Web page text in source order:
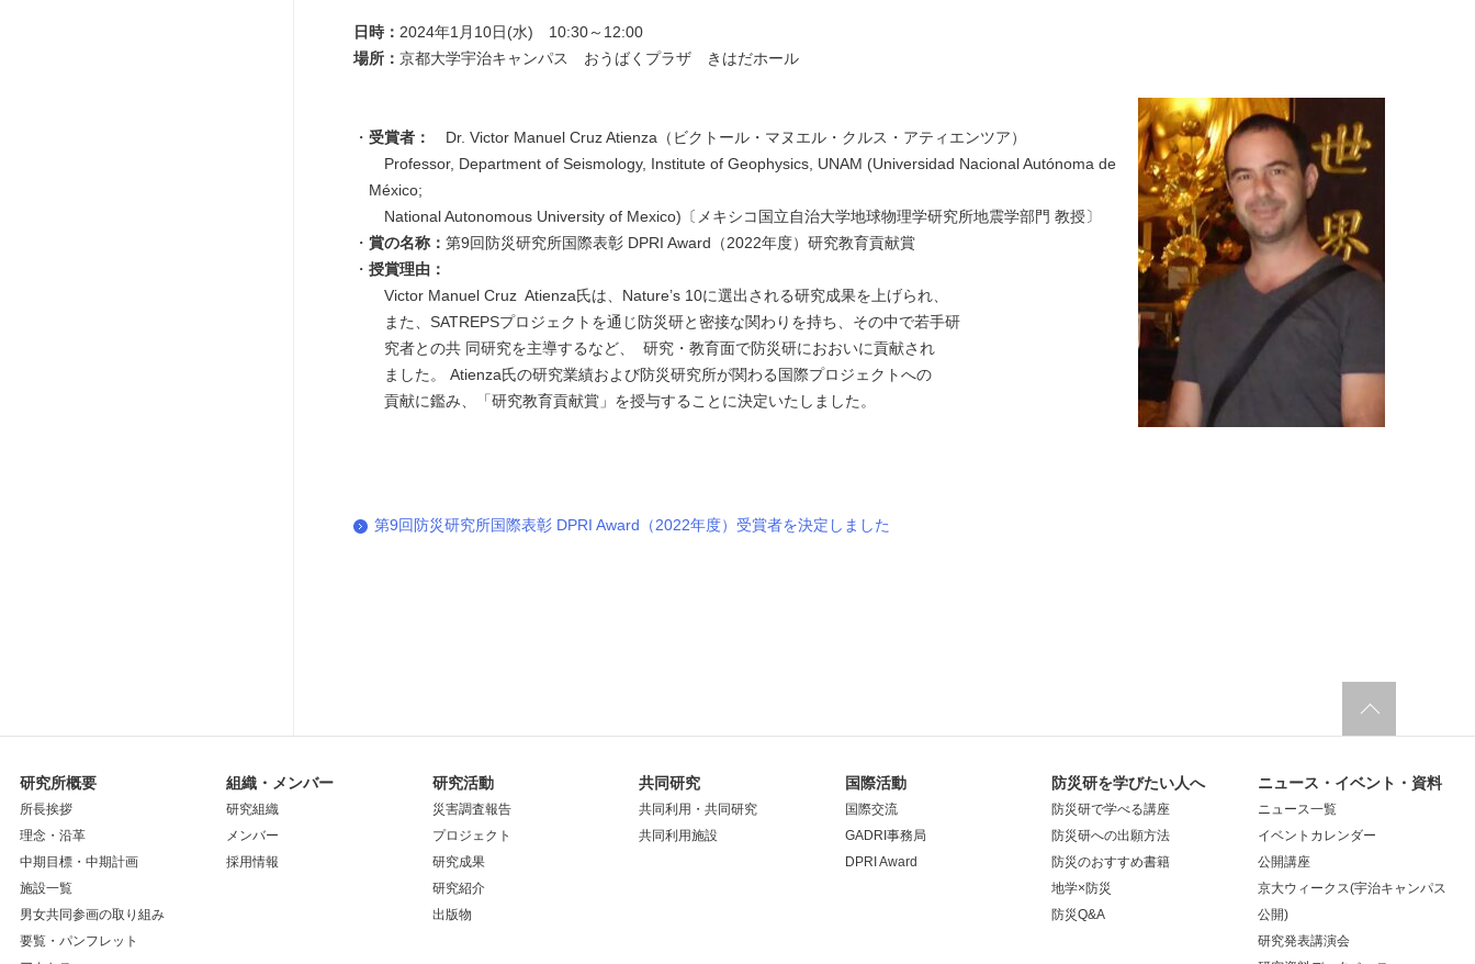
日時： 2024年1月10日(水) 10:30～12:00
場所： 京都大学宇治キャンパス おうばくプラザ きはだホール
受賞者：
Dr. Victor Manuel Cruz Atienza（ビクトール・マヌエル・クルス・アティエンツア）
Professor, Department of Seismology, Institute of Geophysics, UNAM (Universidad Nacional Autónoma de
México;
National Autonomous University of Mexico)〔メキシコ国立自治大学地球物理学研究所地震学部門 教授〕
賞の名称： 第9回防災研究所国際表彰 DPRI Award（2022年度）研究教育貢献賞
授賞理由：
Victor Manuel Cruz Atienza氏は、Nature’s 10に選出される研究成果を上げられ、
また、SATREPSプロジェクトを通じ防災研と密接な関わりを持ち、その中で若手研
究者との共 同研究を主導するなど、 研究・教育面で防災研におおいに貢献され
ました。 Atienza氏の研究業績および防災研究所が関わる国際プロジェクトへの
貢献に鑑み、「研究教育貢献賞」を授与することに決定いたしました。
第9回防災研究所国際表彰 DPRI Award（2022年度）受賞者を決定しました
研究所概要
所長挨拶
理念・沿革
中期目標・中期計画
施設一覧
男女共同参画の取り組み
要覧・パンフレット
組織・メンバー
研究組織
メンバー
採用情報
研究活動
災害調査報告
プロジェクト
研究成果
研究紹介
出版物
共同研究
共同利用・共同研究
共同利用施設
国際活動
国際交流
GADRI事務局
DPRI Award
防災研を学びたい人へ
防災研で学べる講座
防災研への出願方法
防災のおすすめ書籍
地学×防災
防災Q&A
ニュース・イベント・資料
ニュース一覧
イベントカレンダー
公開講座
京大ウィークス(宇治キャンパス
公開)
研究発表講演会